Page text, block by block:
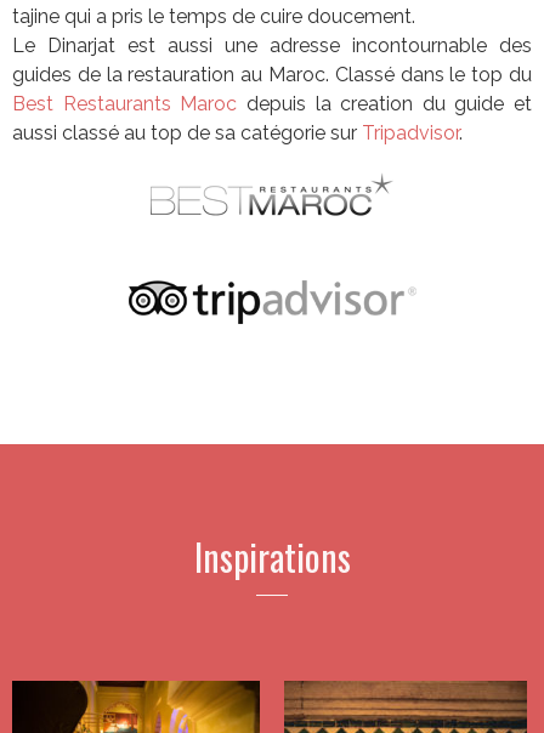
tajine qui a pris le temps de cuire doucement.
Le Dinarjat est aussi une adresse incontournable des
guides de la restauration au Maroc. Classé dans le top du
Best Restaurants Maroc depuis la creation du guide et
aussi classé au top de sa catégorie sur Tripadvisor.
Inspirations